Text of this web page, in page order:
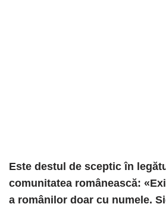
Este destul de sceptic în
comunitatea românească:
a românilor doar cu numele.